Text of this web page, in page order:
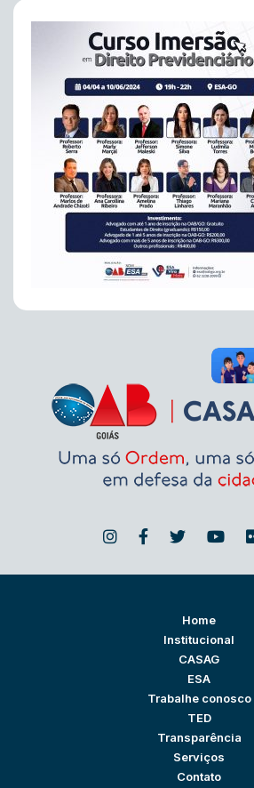
Home
Institucional
CASAG
ESA
Trabalhe conosco
TED
Transparência
Serviços
Contato